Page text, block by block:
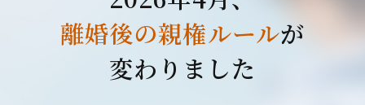
離婚後の親権ルールが
変わりました